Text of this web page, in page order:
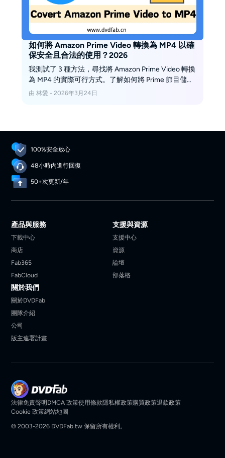
如何將 Amazon Prime Video 轉換為 MP4 以確
保安全且合法的使用？2026
我測試了 3 種方法，尋找將 Amazon Prime Video 轉換
為 MP4 的實際可行方式。了解如何將 Prime 節目儲存
為 MP4，以及我們應該如何在合理的範圍內進行操
由 林愛 - 2026年3月24日
100%安全放心
48小時內進行回復
50+次更新/年
產品與服務
下載中心
商店
Fab365
FabCloud
支援與資源
支援中心
資源
論壇
部落格
關於我們
關於DVDFab
團隊介紹
公司
版主連署計畫
法律免責聲明DMCA 政策使用條款隱私權政策購買政策退款政策
Cookie 政策網站地圖
© 2003-2026 DVDFab.tw 保留所有權利。